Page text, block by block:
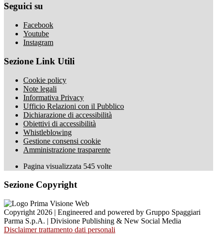
Seguici su
Facebook
Youtube
Instagram
Sezione Link Utili
Cookie policy
Note legali
Informativa Privacy
Ufficio Relazioni con il Pubblico
Dichiarazione di accessibilità
Obiettivi di accessibilità
Whistleblowing
Gestione consensi cookie
Amministrazione trasparente
Pagina visualizzata 545 volte
Sezione Copyright
Copyright 2026 | Engineered and powered by Gruppo Spaggiari
Parma S.p.A. | Divisione Publishing & New Social Media
Disclaimer trattamento dati personali